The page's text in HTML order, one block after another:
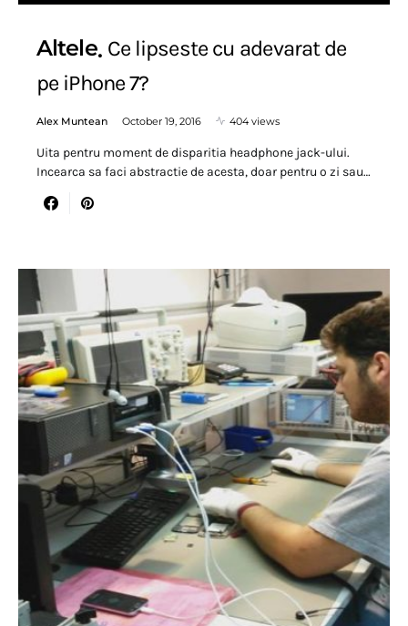
Altele Ce lipseste cu adevarat de
pe iPhone 7?
Alex Muntean October 19, 2016 404 views
Uita pentru moment de disparitia headphone jack-ului.
Incearca sa faci abstractie de acesta, doar pentru o zi sau…